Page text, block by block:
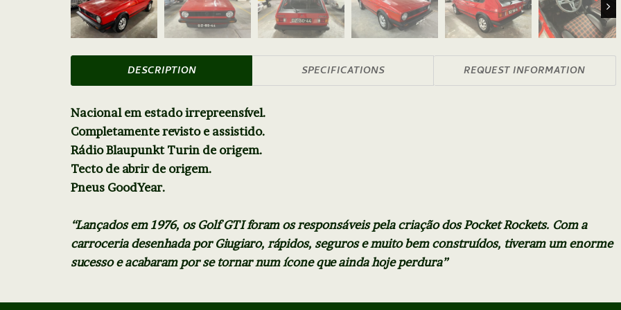
DESCRIPTION SPECIFICATIONS REQUEST INFORMATION
Nacional em estado irrepreensível.
Completamente revisto e assistido.
Rádio Blaupunkt Turin de origem.
Tecto de abrir de origem.
Pneus GoodYear.
“Lançados em 1976, os Golf GTI foram os responsáveis pela criação dos Pocket Rockets. Com a
carroceria desenhada por Giugiaro, rápidos, seguros e muito bem construídos, tiveram um enorme
sucesso e acabaram por se tornar num ícone que ainda hoje perdura”